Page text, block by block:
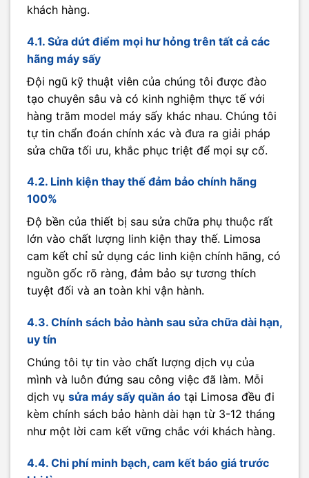
khách hàng.
4.1. Sửa dứt điểm mọi hư hỏng trên tất cả các
hãng máy sấy
Đội ngũ kỹ thuật viên của chúng tôi được đào
tạo chuyên sâu và có kinh nghiệm thực tế với
hàng trăm model máy sấy khác nhau. Chúng tôi
tự tin chẩn đoán chính xác và đưa ra giải pháp
sửa chữa tối ưu, khắc phục triệt để mọi sự cố.
4.2. Linh kiện thay thế đảm bảo chính hãng
100%
Độ bền của thiết bị sau sửa chữa phụ thuộc rất
lớn vào chất lượng linh kiện thay thế. Limosa
cam kết chỉ sử dụng các linh kiện chính hãng, có
nguồn gốc rõ ràng, đảm bảo sự tương thích
tuyệt đối và an toàn khi vận hành.
4.3. Chính sách bảo hành sau sửa chữa dài hạn,
uy tín
Chúng tôi tự tin vào chất lượng dịch vụ của
mình và luôn đứng sau công việc đã làm. Mỗi
dịch vụ sửa máy sấy quần áo tại Limosa đều đi
kèm chính sách bảo hành dài hạn từ 3-12 tháng
như một lời cam kết vững chắc với khách hàng.
4.4. Chi phí minh bạch, cam kết báo giá trước